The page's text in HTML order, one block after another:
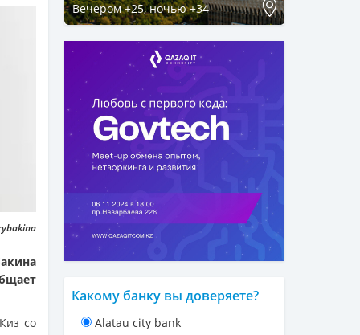
со
Вечером +25, ночью +34
Какому банку вы доверяете?
Alatau city bank